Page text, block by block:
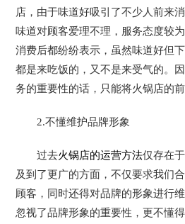
店，由于味道好吸引了不少人前来
味道对顾客爱理不理，服务态度较
消费后都纷纷表示，虽然味道好但
都是来吃饭的，又不是来受气的。
务的重要性的话，只能将火锅店的前
2.不懂维护品牌形象
过去火锅店的运营方法仅存在
及到了更广的方面，不仅要求我们
顾客，同时还得对品牌的形象进行
忽视了品牌形象的重要性，更不懂